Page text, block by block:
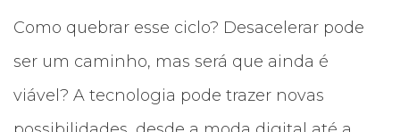
Como quebrar esse ciclo? Desacelerar pode
ser um caminho, mas será que ainda é
viável? A tecnologia pode trazer novas